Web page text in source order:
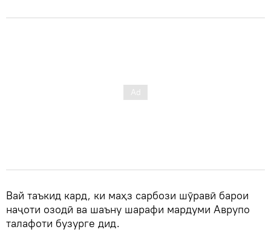
Вай таъкид кард, ки маҳз сарбози шӯравӣ барои
наҷоти озодӣ ва шаъну шарафи мардуми Аврупо
талафоти бузурге дид.